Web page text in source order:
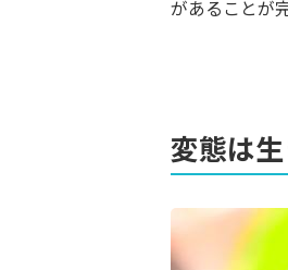
があることが
変態は